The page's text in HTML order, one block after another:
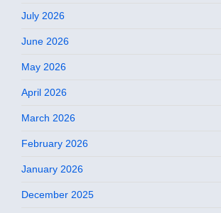
July 2026
June 2026
May 2026
April 2026
March 2026
February 2026
January 2026
December 2025